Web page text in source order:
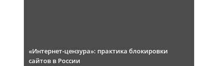
«Интернет-цензура»: практика блокировки
сайтов в России